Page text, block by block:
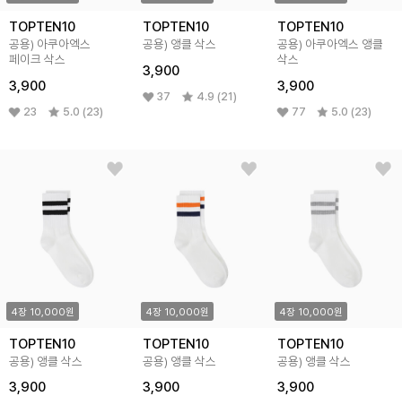
TOPTEN10
공용) 아쿠아엑스
페이크 삭스
3,900
23 5.0 (23)
TOPTEN10
공용) 앵클 삭스
3,900
37 4.9 (21)
TOPTEN10
공용) 아쿠아엑스 앵클
삭스
3,900
77 5.0 (23)
4장 10,000원
TOPTEN10
공용) 앵클 삭스
3,900
4장 10,000원
TOPTEN10
공용) 앵클 삭스
3,900
4장 10,000원
TOPTEN10
공용) 앵클 삭스
3,900